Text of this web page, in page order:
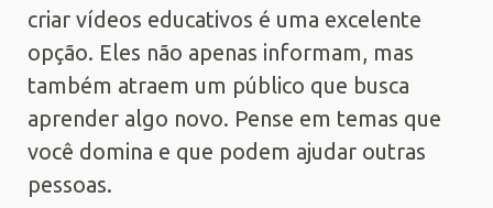
criar vídeos educativos é uma excelente
opção. Eles não apenas informam, mas
também atraem um público que busca
aprender algo novo. Pense em temas que
você domina e que podem ajudar outras
pessoas.